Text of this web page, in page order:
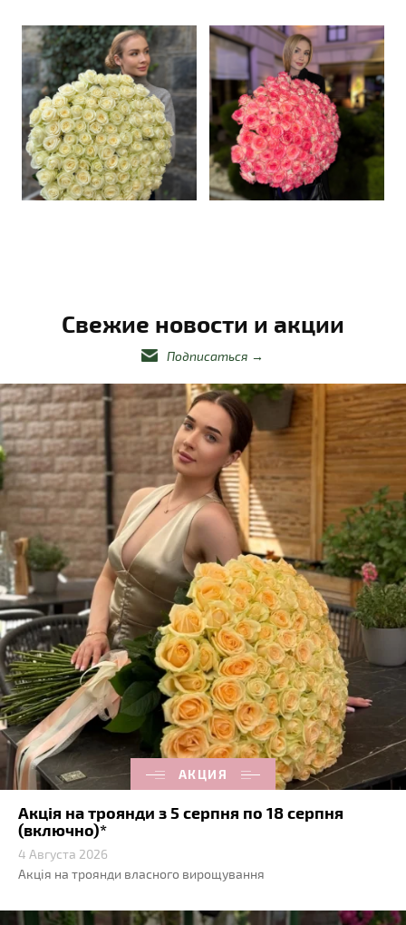
Свежие новости и акции
Подписаться →
АКЦИЯ
Акція на троянди з 5 серпня по 18 серпня
(включно)*
4 Августа 2026
Акція на троянди власного вирощування